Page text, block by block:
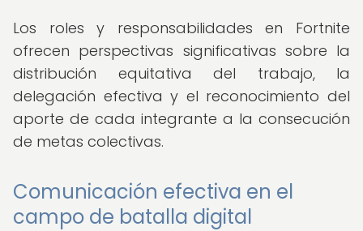
Los roles y responsabilidades en Fortnite
ofrecen perspectivas significativas sobre la
distribución equitativa del trabajo, la
delegación efectiva y el reconocimiento del
aporte de cada integrante a la consecución
de metas colectivas.
Comunicación efectiva en el
campo de batalla digital